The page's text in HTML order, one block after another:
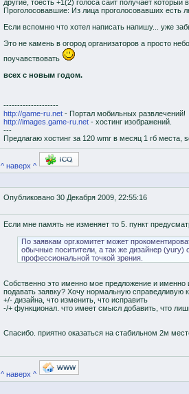
другие, тоесть +1(2) голоса сайт получает который
Проголосовавшие: Из лица проголосовавших есть
Если вспомню что хотел написать напишу... уже
Это не камень в огород организаторов а просто
поучавствовать
всех с новым годом.
--------------------
http://game-ru.net - Портал мобильных развлечений!
http://images.game-ru.net - хостинг изображений.
---
Предлагаю хостинг за 120 wmr в месяц 1 гб места,
^ наверх ^
Опубликовано 30 Декабря 2009, 22:55:16
Если мне память не изменяет то 5. пункт
По заявкам орг.комитет может
обычные поситители, а так же дизайнер (yury)
профессиональной точкой зрения.
Собственно это именно мое предложение и именно
подавать заявку? Хочу нормальную справедливую
+/- дизайна, что изменить, что исправить
-/+ функционал. что имеет смысл добавить, что
Спасибо. приятно оказаться на стабильном 2м
^ наверх ^